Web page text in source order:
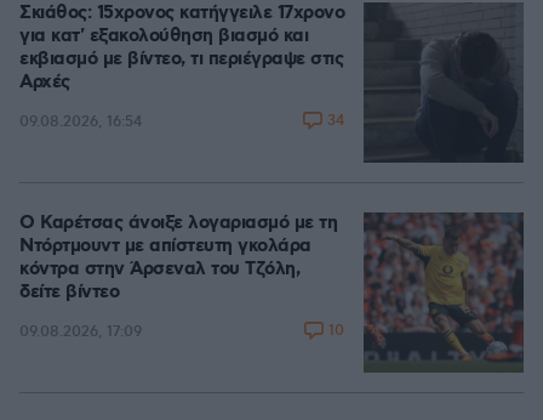
Σκιάθος: 15χρονος κατήγγειλε 17χρονο
για κατ' εξακολούθηση βιασμό και
εκβιασμό με βίντεο, τι περιέγραψε στις
Αρχές
09.08.2026, 16:54 34
Ο Καρέτσας άνοιξε λογαριασμό με τη
Ντόρτμουντ με απίστευτη γκολάρα
κόντρα στην Άρσεναλ του Τζόλη,
δείτε βίντεο
09.08.2026, 17:09 10